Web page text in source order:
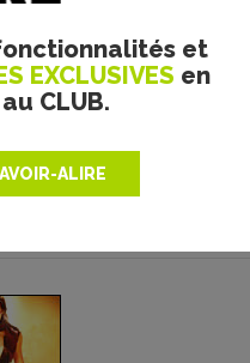
et
EXCLUSIVES en
CLUB.
ALIRE
Copyright Metropolitan
Filmexport